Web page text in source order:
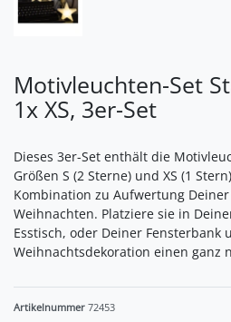
Motivleuchten-Set
1x XS, 3er-Set
Dieses 3er-Set enthält die
Größen S (2 Sterne) und XS (1
Kombination zu Aufwertung
Weihnachten. Platziere sie in
Esstisch, oder Deiner Fensterbank
Weihnachtsdekoration einen ganz
Artikelnummer 72453